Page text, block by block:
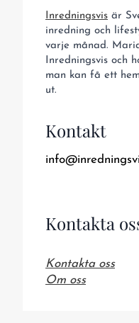
Inredningsvis är
inredning och
varje månad.
Inredningsvis och
man kan få ett
ut.
Kontakt
Kontakta
Kontakta oss
Om oss